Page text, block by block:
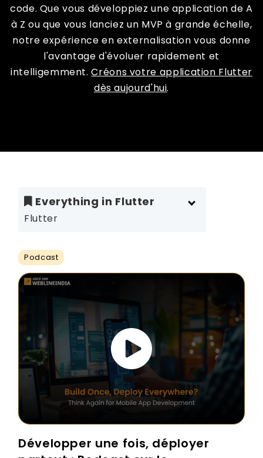
code. Que vous développiez une application de A
à Z ou que vous lanciez un MVP à grande échelle,
notre expérience en externalisation vous donne
l'avantage d'évoluer rapidement et
intelligemment.Créons votre application Flutter
dès aujourd'hui.
Everything in Flutter
Flutter
Podcast
Développer une fois, déployer